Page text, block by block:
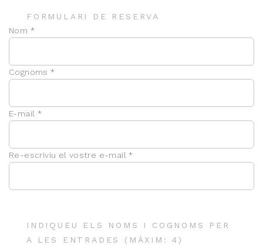
FORMULARI DE RESERVA
Nom *
Cognoms *
E-mail *
Re-escriviu el vostre e-mail *
INDIQUEU ELS NOMS I COGNOMS PER
A LES ENTRADES (MÀXIM: 4)